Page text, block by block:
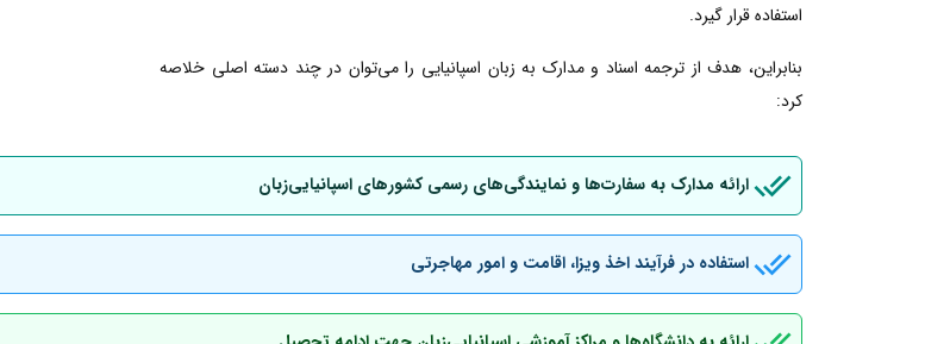
استفاده قرار گیرد.
بنابراین، هدف از ترجمه اسناد و مدارک به زبان اسپانیایی را می‌توان در چند دسته اصلی خلاصه
کرد:
ارائه مدارک به سفارت‌ها و نمایندگی‌های رسمی کشورهای اسپانیایی‌زبان
استفاده در فرآیند اخذ ویزا، اقامت و امور مهاجرتی